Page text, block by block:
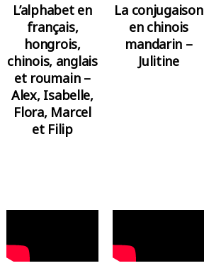
L’alphabet en
français,
hongrois,
chinois, anglais
et roumain –
Alex, Isabelle,
Flora, Marcel
et Filip
La conjugaison
en chinois
mandarin –
Julitine